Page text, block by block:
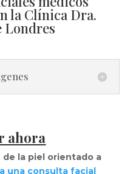
la Clínica Dra.
Londres
ahora
la piel orientado a
una consulta facial